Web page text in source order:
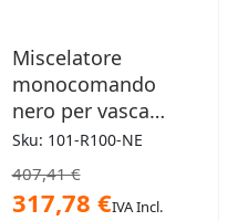
Miscelatore
monocomando
nero per vasca
Dante
Sku: 101-R100-NE
407,41 €
317,78 €IVA Incl.